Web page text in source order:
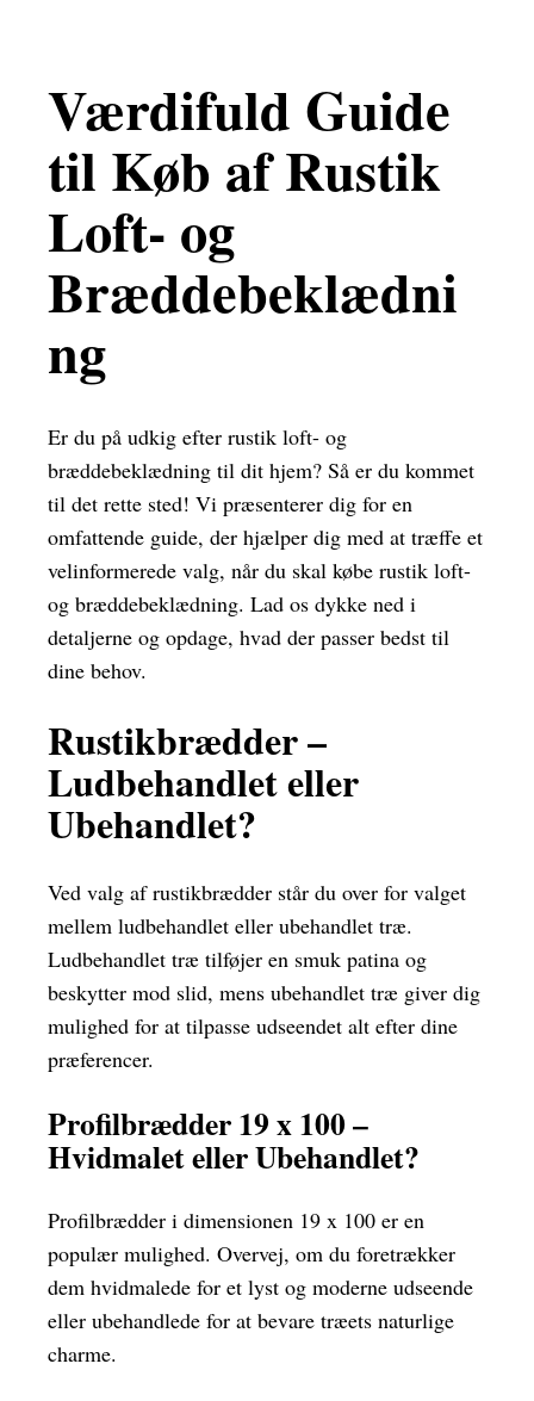
Værdifuld Guide
til Køb af Rustik
Loft- og
Bræddebeklædni
ng
Er du på udkig efter rustik loft- og
bræddebeklædning til dit hjem? Så er du kommet
til det rette sted! Vi præsenterer dig for en
omfattende guide, der hjælper dig med at træffe et
velinformerede valg, når du skal købe rustik loft-
og bræddebeklædning. Lad os dykke ned i
detaljerne og opdage, hvad der passer bedst til
dine behov.
Rustikbrædder –
Ludbehandlet eller
Ubehandlet?
Ved valg af rustikbrædder står du over for valget
mellem ludbehandlet eller ubehandlet træ.
Ludbehandlet træ tilføjer en smuk patina og
beskytter mod slid, mens ubehandlet træ giver dig
mulighed for at tilpasse udseendet alt efter dine
præferencer.
Profilbrædder 19 x 100 –
Hvidmalet eller Ubehandlet?
Profilbrædder i dimensionen 19 x 100 er en
populær mulighed. Overvej, om du foretrækker
dem hvidmalede for et lyst og moderne udseende
eller ubehandlede for at bevare træets naturlige
charme.